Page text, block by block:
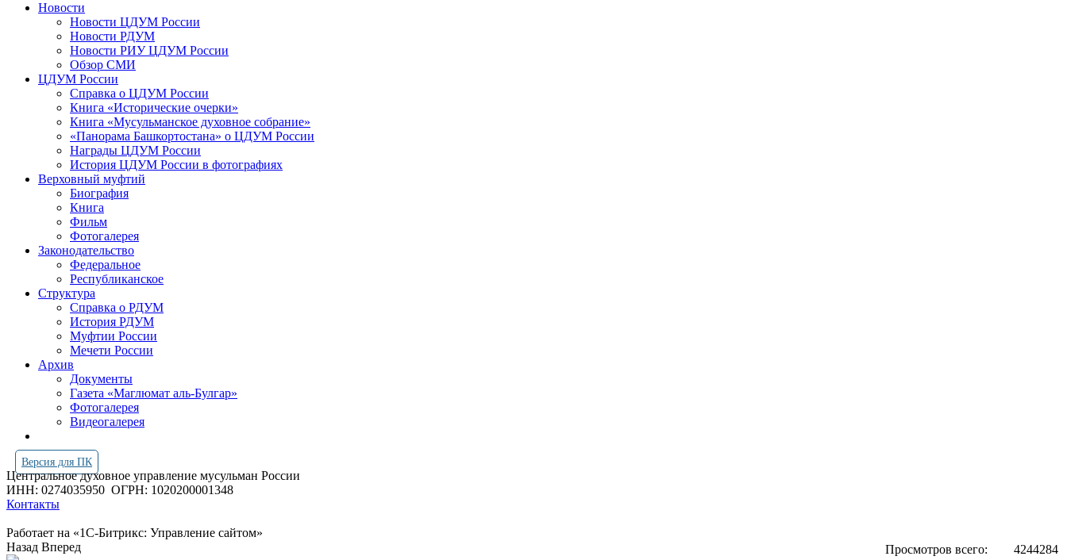
Новости
Новости ЦДУМ России
Новости РДУМ
Новости РИУ ЦДУМ России
Обзор СМИ
ЦДУМ России
Справка о ЦДУМ России
Книга «Исторические очерки»
Книга «Мусульманское духовное собрание»
«Панорама Башкортостана» о ЦДУМ России
Награды ЦДУМ России
История ЦДУМ России в фотографиях
Верховный муфтий
Биография
Книга
Фильм
Фотогалерея
Законодательство
Федеральное
Республиканское
Структура
Справка о РДУМ
История РДУМ
Муфтии России
Мечети России
Архив
Документы
Газета «Маглюмат аль-Булгар»
Фотогалерея
Видеогалерея
Версия для ПК
Центральное духовное управление мусульман России
ИНН: 0274035950 ОГРН: 1020200001348
Контакты
Работает на «1С-Битрикс: Управление сайтом»
Просмотров всего:
4244284
Назад Вперед